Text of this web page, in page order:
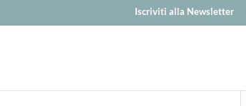
Iscriviti alla Newsletter